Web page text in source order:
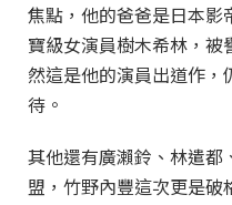
焦點，他的爸爸是日本影
寶級女演員樹木希林，
然這是他的演員出道作，
待。
其他還有廣瀨鈴、林遣都
盟，竹野內豐這次更是